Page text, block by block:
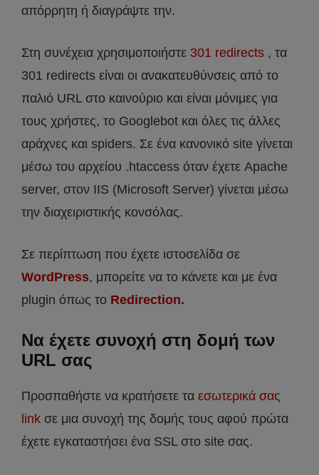
απόρρητη ή διαγράψτε την.
Στη συνέχεια χρησιμοποιήστε 301 redirects , τα
301 redirects είναι οι ανακατευθύνσεις από το
παλιό URL στο καινούριο και είναι μόνιμες για
τους χρήστες, το Googlebot και όλες τις άλλες
αράχνες και spiders. Σε ένα κανονικό site γίνεται
μέσω του αρχείου .htaccess όταν έχετε Apache
server, στον IIS (Microsoft Server) γίνεται μέσω
την διαχειριστικής κονσόλας.
Σε περίπτωση που έχετε ιστοσελίδα σε
WordPress, μπορείτε να το κάνετε και με ένα
plugin όπως το Redirection.
Να έχετε συνοχή στη δομή των
URL σας
Προσπαθήστε να κρατήσετε τα εσωτερικά σας
link σε μια συνοχή της δομής τους αφού πρώτα
έχετε εγκαταστήσει ένα SSL στο site σας.